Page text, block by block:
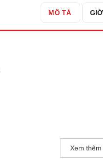
MÔ TẢ
Xem thêm